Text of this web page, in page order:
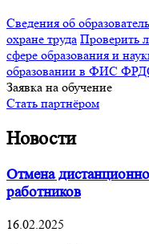
Сведения об
охране труда Проверить
сфере образования и
образовании в ФИС
Заявка на обучение
Стать партнёром
Новости
Отмена
работников
16.02.2025